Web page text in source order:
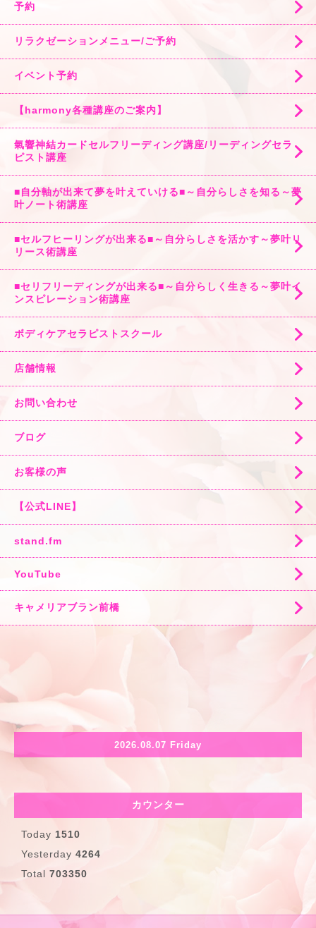
予約
リラクゼーションメニュー/ご予約
イベント予約
【harmony各種講座のご案内】
氣響神結カードセルフリーディング講座/リーディングセラ
ピスト講座
■自分軸が出来て夢を叶えていける■～自分らしさを知る～夢
叶ノート術講座
■セルフヒーリングが出来る■～自分らしさを活かす～夢叶リ
リース術講座
■セリフリーディングが出来る■～自分らしく生きる～夢叶イ
ンスピレーション術講座
ボディケアセラピストスクール
店舗情報
お問い合わせ
ブログ
お客様の声
【公式LINE】
stand.fm
YouTube
キャメリアブラン前橋
2026.08.07 Friday
カウンター
Today 1510
Yesterday 4264
Total 703350